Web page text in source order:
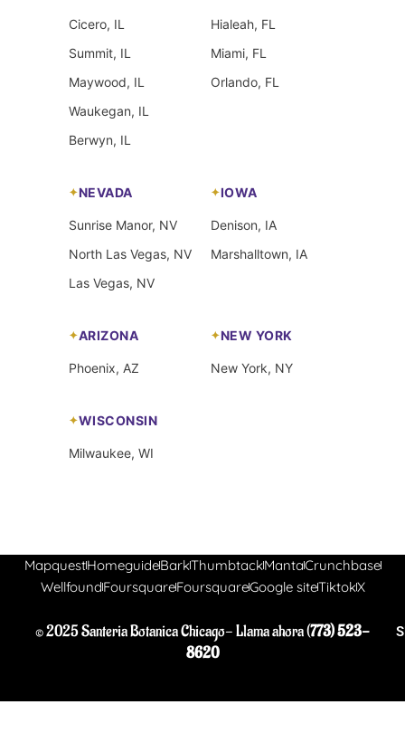
Cicero, IL
Summit, IL
Maywood, IL
Waukegan, IL
Berwyn, IL
Hialeah, FL
Miami, FL
Orlando, FL
NEVADA
Sunrise Manor, NV
North Las Vegas, NV
Las Vegas, NV
IOWA
Denison, IA
Marshalltown, IA
ARIZONA
Phoenix, AZ
NEW YORK
New York, NY
WISCONSIN
Milwaukee, WI
MapquestHomeguideBarkThumbtackMantaCrunchbase
WellfoundFoursquareFoursquareGoogle siteTiktokX
© 2025 Santeria Botanica Chicago- Llama ahora (773) 523-
8620